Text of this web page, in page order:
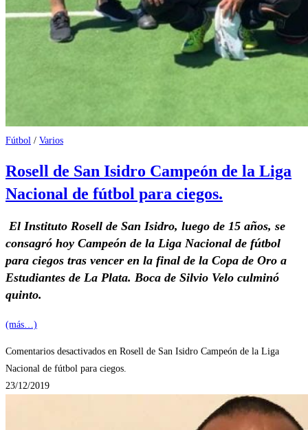
Fútbol / Varios
Rosell de San Isidro Campeón de la Liga
Nacional de fútbol para ciegos.
El Instituto Rosell de San Isidro, luego de 15 años, se
consagró hoy Campeón de la Liga Nacional de fútbol
para ciegos tras vencer en la final de la Copa de Oro a
Estudiantes de La Plata. Boca de Silvio Velo culminó
quinto.
(más…)
Comentarios desactivados en Rosell de San Isidro Campeón de la Liga
Nacional de fútbol para ciegos.
23/12/2019